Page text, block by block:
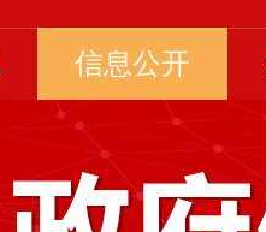
信息公开